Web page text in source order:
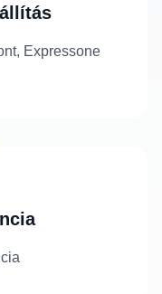
Expressone